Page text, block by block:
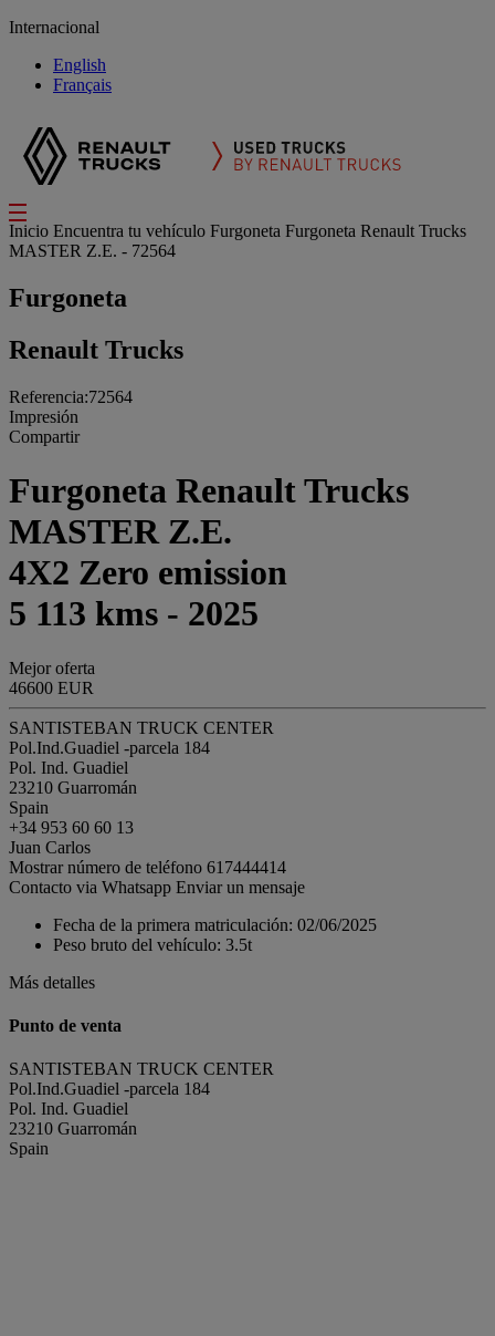
Internacional
English
Français
Inicio Encuentra tu vehículo Furgoneta Furgoneta Renault Trucks
MASTER Z.E. - 72564
Furgoneta
Renault Trucks
Referencia:72564
Impresión
Compartir
Furgoneta Renault Trucks
MASTER Z.E.
4X2 Zero emission
5 113 kms - 2025
Mejor oferta
46600 EUR
SANTISTEBAN TRUCK CENTER
Pol.Ind.Guadiel -parcela 184
Pol. Ind. Guadiel
23210 Guarromán
Spain
+34 953 60 60 13
Juan Carlos
Mostrar número de teléfono 617444414
Contacto via Whatsapp Enviar un mensaje
Fecha de la primera matriculación: 02/06/2025
Peso bruto del vehículo: 3.5t
Más detalles
Punto de venta
SANTISTEBAN TRUCK CENTER
Pol.Ind.Guadiel -parcela 184
Pol. Ind. Guadiel
23210 Guarromán
Spain